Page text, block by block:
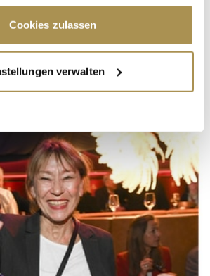
durch Klicken auf das Privacy
oder widerrufen
über Ihre geografische Lage
bis auf einige Meter genau sein
(Fingerprinting) identifizieren
darüber, wie Ihre persönlichen Daten
und legen Sie Ihre Präferenzen im
fest.
um Inhalte und Anzeigen zu
für soziale Medien anbieten
Zugriffe auf unsere Website zu
Cookies zulassen
verwalten